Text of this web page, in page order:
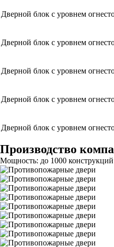
Дверной блок с уровнем
Дверной блок с уровнем
Дверной блок с уровнем
Дверной блок с уровнем
Дверной блок с уровнем
Производство
Мощность: до 1000